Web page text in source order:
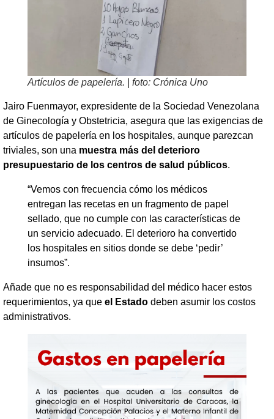
Artículos de papelería. | foto: Crónica Uno
Jairo Fuenmayor, expresidente de la Sociedad Venezolana
de Ginecología y Obstetricia, asegura que las exigencias de
artículos de papelería en los hospitales, aunque parezcan
triviales, son una muestra más del deterioro
presupuestario de los centros de salud públicos.
“Vemos con frecuencia cómo los médicos
entregan las recetas en un fragmento de papel
sellado, que no cumple con las características de
un servicio adecuado. El deterioro ha convertido
los hospitales en sitios donde se debe ‘pedir’
insumos”.
Añade que no es responsabilidad del médico hacer estos
requerimientos, ya que el Estado deben asumir los costos
administrativos.